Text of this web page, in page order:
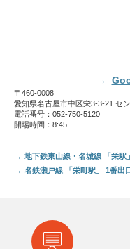
〒460-0008
愛知県名古屋市中区栄3-3-21 セ
電話番号：052-750-5120
開場時間：8:45
地下鉄東山線・名城線 「栄駅
名鉄瀬戸線 「栄町駅」 1番出